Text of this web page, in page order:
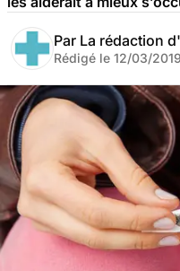
Par La rédaction
Rédigé le 12/03/2019